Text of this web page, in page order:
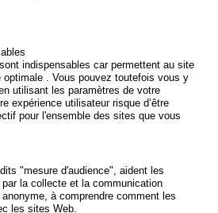
PERSONNELLES DES ACCIDENTS DE
indispensables car permettent au site
optimale . Vous pouvez toutefois vous y
utilisant les paramètres de votre
expérience utilisateur risque d’être
pour l'ensemble des sites que vous
"mesure d'audience", aident les
la collecte et la communication
à comprendre comment les
les sites Web.